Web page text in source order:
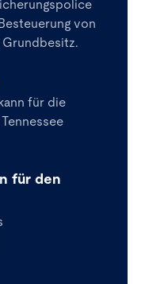
von
für die
für den